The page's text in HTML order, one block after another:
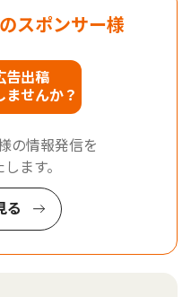
スポンサー様
告出稿
ませんか？
の情報発信を
ます。
る